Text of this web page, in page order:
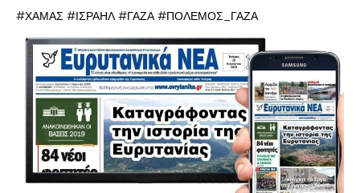
#ΧΑΜΑΣ #ΙΣΡΑΗΛ #ΓΑΖΑ #ΠΟΛΕΜΟΣ_ΓΑΖΑ